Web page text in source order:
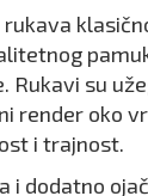
Rukavi su
render oko
i trajnost.
i dodatno